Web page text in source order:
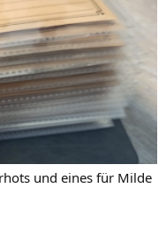
und eines für Milde